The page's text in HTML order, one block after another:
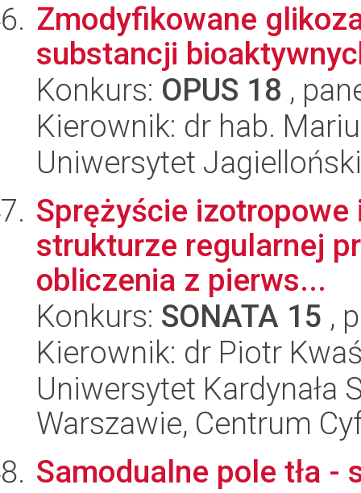
Zmodyfikowane
substancji
Konkurs: OPUS 18 ,
Kierownik: dr hab.
Uniwersytet
Sprężyście
strukturze regularnej
obliczenia z pierws...
Konkurs: SONATA 15 ,
Kierownik: dr Piotr
Uniwersytet Kardynała
Warszawie, Centrum
Samodualne pole tła